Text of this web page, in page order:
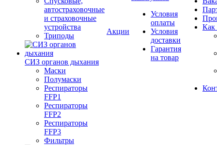
автостраховочные
и страховочные
устройства
Триподы
СИЗ органов дыхания
Маски
Полумаски
Респираторы
FFP1
Респираторы
FFP2
Респираторы
FFP3
Фильтры
Акции
Условия
оплаты
Условия
доставки
Гарантия
на товар
Как